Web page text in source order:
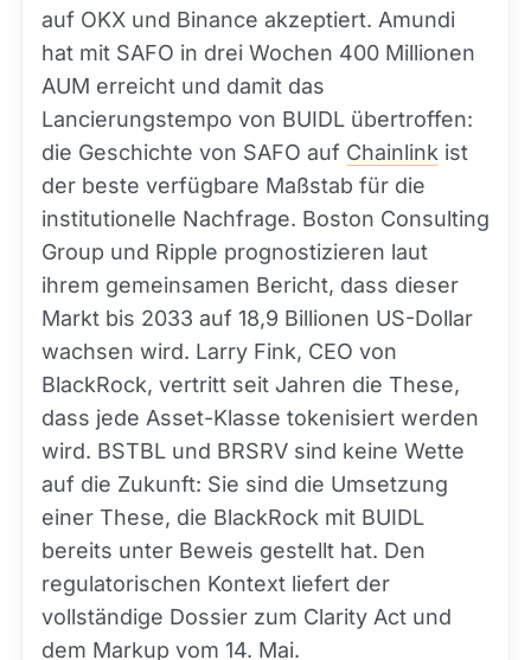
auf OKX und Binance akzeptiert. Amundi
hat mit SAFO in drei Wochen 400 Millionen
AUM erreicht und damit das
Lancierungstempo von BUIDL übertroffen:
die Geschichte von SAFO auf Chainlink ist
der beste verfügbare Maßstab für die
institutionelle Nachfrage. Boston Consulting
Group und Ripple prognostizieren laut
ihrem gemeinsamen Bericht, dass dieser
Markt bis 2033 auf 18,9 Billionen US-Dollar
wachsen wird. Larry Fink, CEO von
BlackRock, vertritt seit Jahren die These,
dass jede Asset-Klasse tokenisiert werden
wird. BSTBL und BRSRV sind keine Wette
auf die Zukunft: Sie sind die Umsetzung
einer These, die BlackRock mit BUIDL
bereits unter Beweis gestellt hat. Den
regulatorischen Kontext liefert der
vollständige Dossier zum Clarity Act und
dem Markup vom 14. Mai.